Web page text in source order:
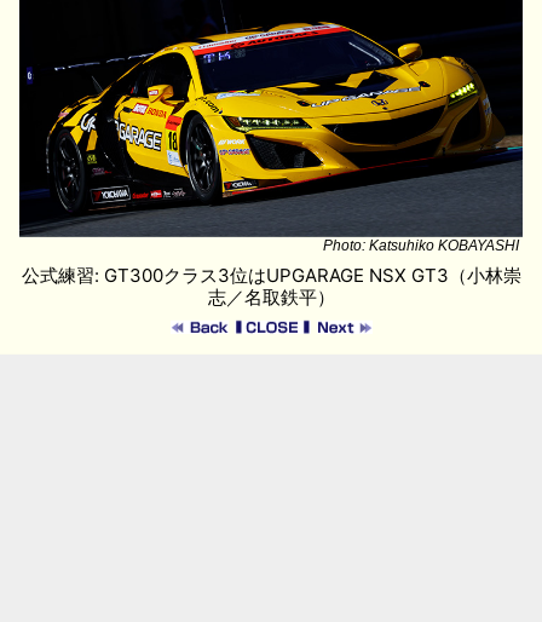
Photo: Katsuhiko KOBAYASHI
公式練習: GT300クラス3位はUPGARAGE NSX GT3（小林崇
志／名取鉄平）